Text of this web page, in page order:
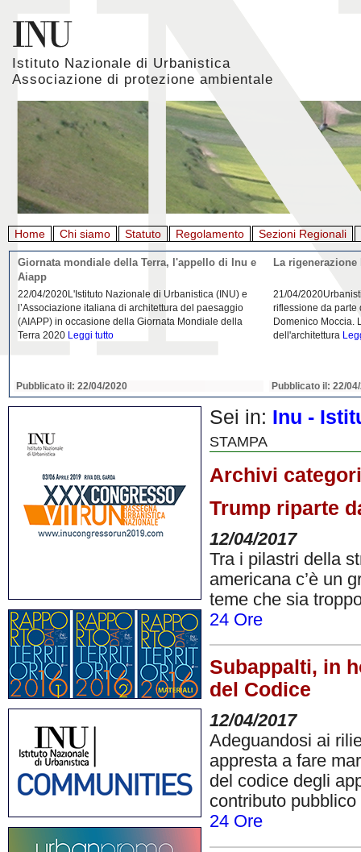
Istituto Nazionale di Urbanistica
Associazione di protezione ambientale
Home Chi siamo Statuto Regolamento Sezioni Regionali
Giornata mondiale della Terra, l'appello di Inu e
Aiapp
22/04/2020L'Istituto Nazionale di Urbanistica (INU) e
l’Associazione italiana di architettura del paesaggio
(AIAPP) in occasione della Giornata Mondiale della
Terra 2020 Leggi tutto
Pubblicato il: 22/04/2020
La
21/04/
riflessione da parte
Domenico Moccia.
dell'architettura
Pubblicato il: 22/
Sei in: Inu -
STAMPA
Archivi
Trump riparte
12/04/2017
Tra i pilastri della
americana c’è un
teme che sia
24 Ore
Subappalti, in
del Codice
12/04/2017
Adeguandosi ai
appresta a fare
del codice degli
contributo
24 Ore